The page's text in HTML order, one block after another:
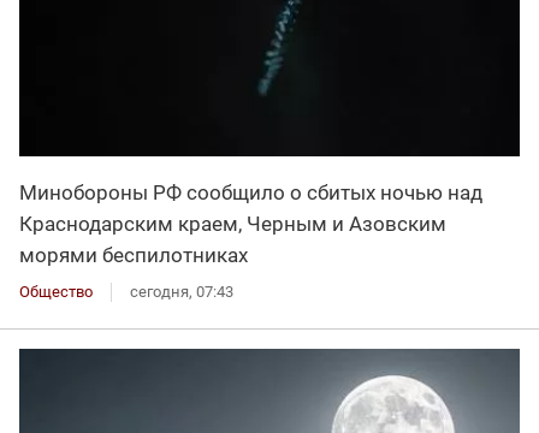
Минобороны РФ сообщило о сбитых ночью над
Краснодарским краем, Черным и Азовским
морями беспилотниках
Общество сегодня, 07:43